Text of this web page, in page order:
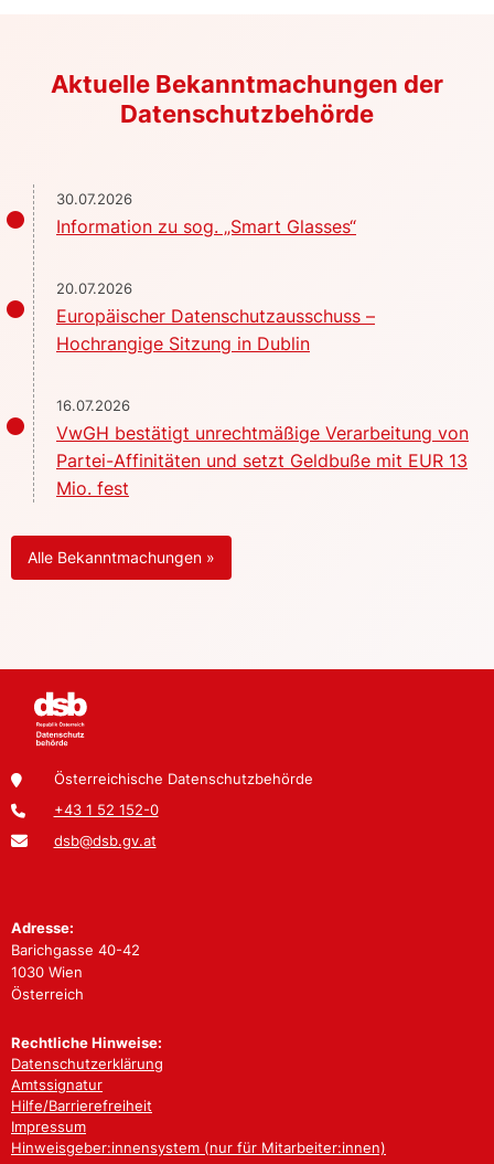
Aktuelle Bekanntmachungen der
Datenschutzbehörde
30.07.2026
Information zu sog. „Smart Glasses“
20.07.2026
Europäischer Datenschutzausschuss –
Hochrangige Sitzung in Dublin
16.07.2026
VwGH bestätigt unrechtmäßige Verarbeitung von
Partei-Affinitäten und setzt Geldbuße mit EUR 13
Mio. fest
Alle Bekanntmachungen »
Österreichische Datenschutzbehörde
+43 1 52 152-0
dsb@dsb.gv.at
Adresse:
Barichgasse 40-42
1030 Wien
Österreich
Rechtliche Hinweise:
Datenschutzerklärung
Amtssignatur
Hilfe/Barrierefreiheit
Impressum
Hinweisgeber:innensystem (nur für Mitarbeiter:innen)